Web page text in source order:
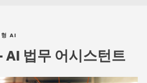
AI
AI 법무 어시스턴트